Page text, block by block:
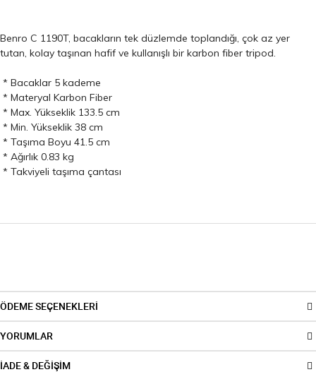
Benro C 1190T, bacakların tek düzlemde toplandığı, çok az yer
tutan, kolay taşınan hafif ve kullanışlı bir karbon fiber tripod.
* Bacaklar 5 kademe
* Materyal Karbon Fiber
* Max. Yükseklik 133.5 cm
* Min. Yükseklik 38 cm
* Taşıma Boyu 41.5 cm
* Ağırlık 0.83 kg
* Takviyeli taşıma çantası
ÖDEME SEÇENEKLERİ
YORUMLAR
İADE & DEĞİŞİM